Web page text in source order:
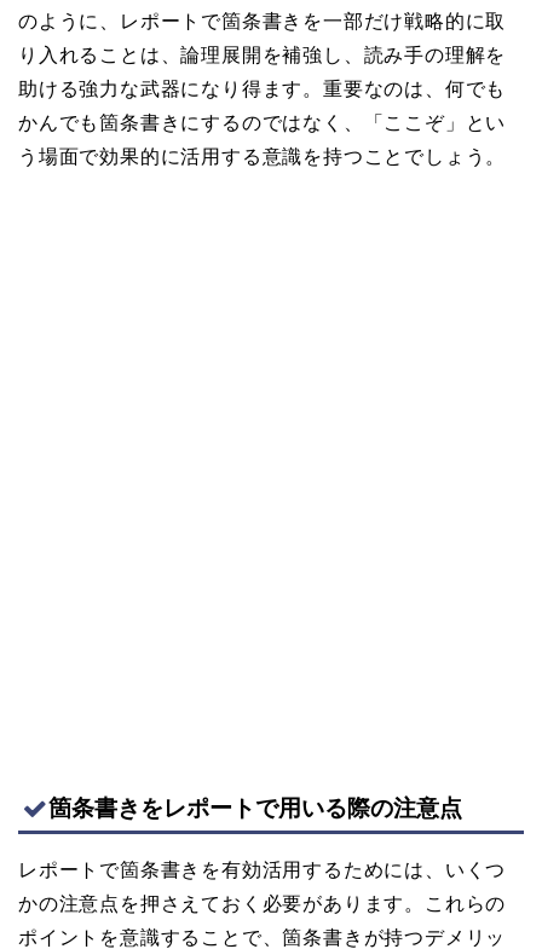
のように、レポートで箇条書きを一部だけ戦略的に取
り入れることは、論理展開を補強し、読み手の理解を
助ける強力な武器になり得ます。重要なのは、何でも
かんでも箇条書きにするのではなく、「ここぞ」とい
う場面で効果的に活用する意識を持つことでしょう。
箇条書きをレポートで用いる際の注意点
レポートで箇条書きを有効活用するためには、いくつ
かの注意点を押さえておく必要があります。これらの
ポイントを意識することで、箇条書きが持つデメリッ